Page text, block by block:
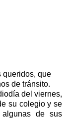
queridos, que
de tránsito.
del viernes,
su colegio y se
de sus